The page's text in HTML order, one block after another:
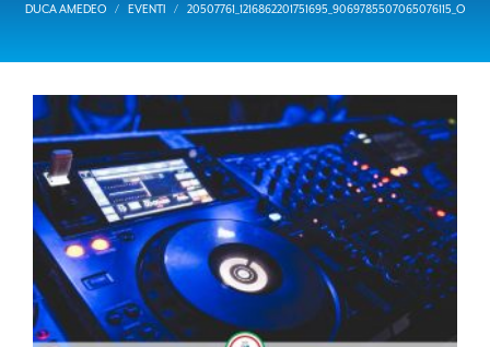
DUCA AMEDEO EVENTI 20507761_1216862201751695_9069785507065076115_O